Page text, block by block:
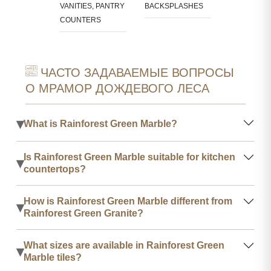
VANITIES, PANTRY
COUNTERS
BACKSPLASHES
ЧАСТО ЗАДАВАЕМЫЕ ВОПРОСЫ
О МРАМОР ДОЖДЕВОГО ЛЕСА
▾What is Rainforest Green Marble?
▾ Is Rainforest Green Marble suitable for kitchen
countertops?
▾How is Rainforest Green Marble different from
Rainforest Green Granite?
▾What sizes are available in Rainforest Green
Marble tiles?